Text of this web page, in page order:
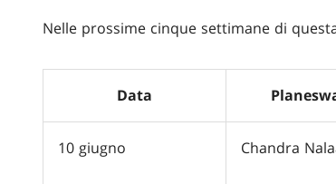
Nelle prossime cinque settimane di
Data
10 giugno Chandra